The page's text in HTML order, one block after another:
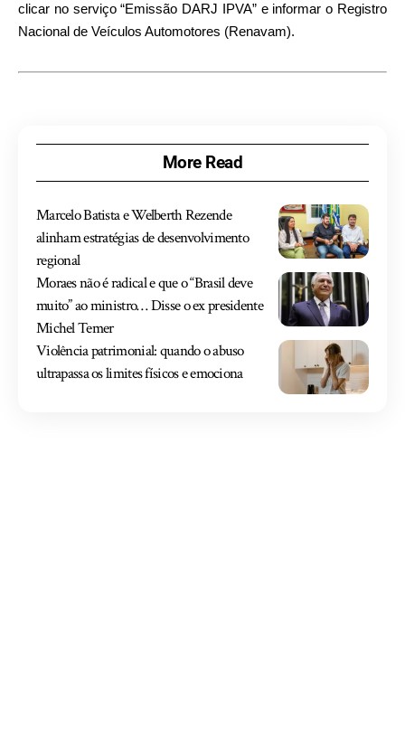
clicar no serviço “Emissão DARJ IPVA” e informar o Registro
Nacional de Veículos Automotores (Renavam).
More Read
Marcelo Batista e Welberth Rezende
alinham estratégias de desenvolvimento
regional
Moraes não é radical e que o “Brasil deve
muito” ao ministro… Disse o ex presidente
Michel Temer
Violência patrimonial: quando o abuso
ultrapassa os limites físicos e emociona